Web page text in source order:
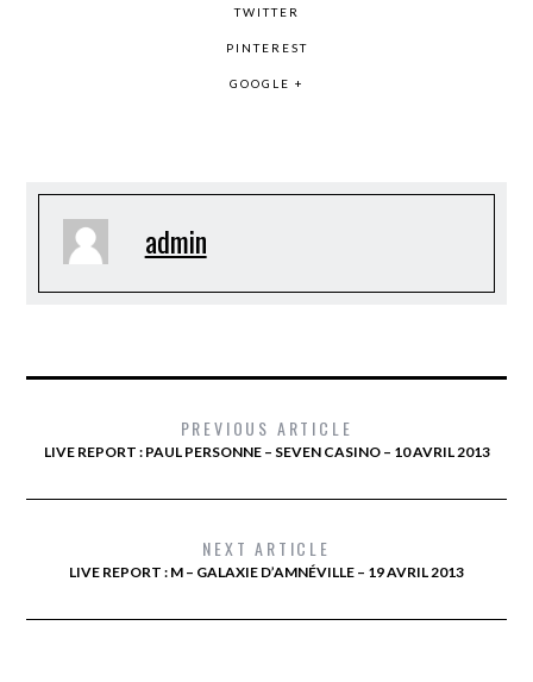
TWITTER
PINTEREST
GOOGLE +
admin
PREVIOUS ARTICLE
LIVE REPORT : PAUL PERSONNE – SEVEN CASINO – 10 AVRIL 2013
NEXT ARTICLE
LIVE REPORT : M – GALAXIE D’AMNÉVILLE – 19 AVRIL 2013